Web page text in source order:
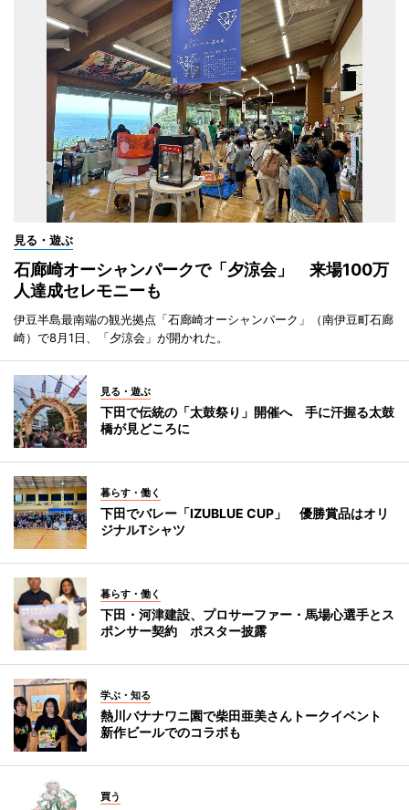
見る・遊ぶ
石廊崎オーシャンパークで「夕涼会」 来場100万
人達成セレモニーも
伊豆半島最南端の観光拠点「石廊崎オーシャンパーク」（南伊豆町石廊
崎）で8月1日、「夕涼会」が開かれた。
見る・遊ぶ
下田で伝統の「太鼓祭り」開催へ 手に汗握る太鼓
橋が見どころに
暮らす・働く
下田でバレー「IZUBLUE CUP」 優勝賞品はオリ
ジナルTシャツ
暮らす・働く
下田・河津建設、プロサーファー・馬場心選手とス
ポンサー契約 ポスター披露
学ぶ・知る
熱川バナナワニ園で柴田亜美さんトークイベント
新作ビールでのコラボも
買う